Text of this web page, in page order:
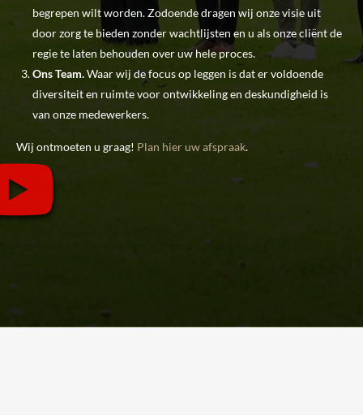
begrepen wilt worden. Zodoende dragen wij onze visie uit
door zorg te bieden zonder wachtlijsten en u als onze cliënt de
regie te laten behouden over uw hele proces.
Ons Team.Waar wij de focus op leggen is dat er voldoende
diversiteit en ruimte voor ontwikkeling en deskundigheid is
van onze medewerkers.
Wij ontmoeten u graag! Plan hier uw afspraak.